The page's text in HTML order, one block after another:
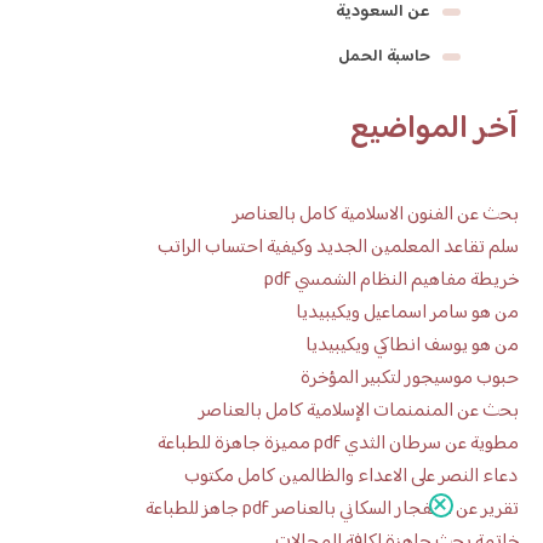
عن السعودية
حاسبة الحمل
آخر المواضيع
بحث عن الفنون الاسلامية كامل بالعناصر
سلم تقاعد المعلمين الجديد وكيفية احتساب الراتب
خريطة مفاهيم النظام الشمسي pdf
من هو سامر اسماعيل ويكيبيديا
من هو يوسف انطاكي ويكيبيديا
حبوب موسيجور لتكبير المؤخرة
بحث عن المنمنمات الإسلامية كامل بالعناصر
مطوية عن سرطان الثدي pdf مميزة جاهزة للطباعة
دعاء النصر على الاعداء والظالمين كامل مكتوب
تقرير عن الانفجار السكاني بالعناصر pdf جاهز للطباعة